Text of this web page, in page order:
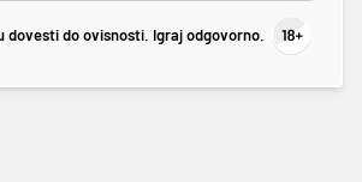
dovesti do ovisnosti. Igraj odgovorno.